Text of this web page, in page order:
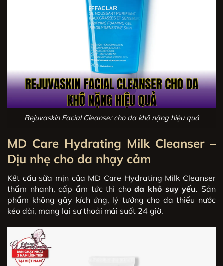
Rejuvaskin Facial Cleanser cho da khô nặng hiệu quả
MD Care Hydrating Milk Cleanser –
Dịu nhẹ cho da nhạy cảm
Kết cấu sữa mịn của MD Care Hydrating Milk Cleanser
thấm nhanh, cấp ẩm tức thì choda khô suy yếu. Sản
phẩm không gây kích ứng, lý tưởng cho da thiếu nước
kéo dài, mang lại sự thoải mái suốt 24 giờ.